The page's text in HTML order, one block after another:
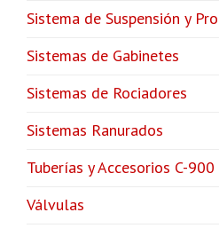
Sistema de Suspensión y
Sistemas de Gabinetes
Sistemas de Rociadores
Sistemas Ranurados
Tuberías y Accesorios C-
Válvulas